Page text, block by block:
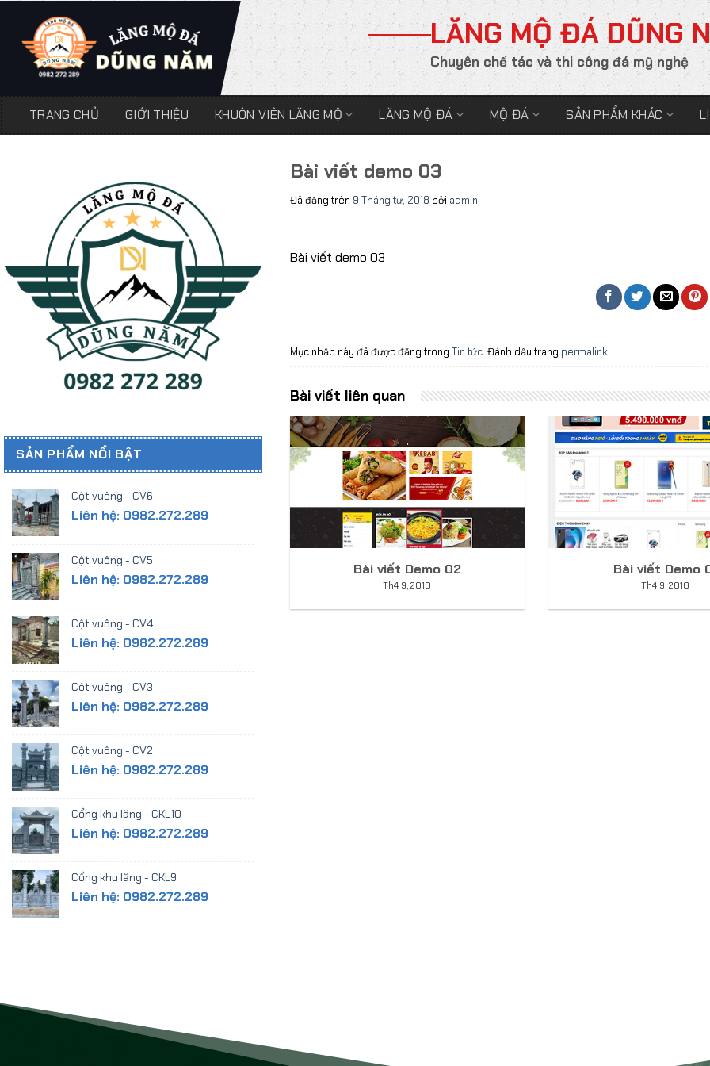
LĂNG MỘ ĐÁ DŨNG
Chuyên chế tác và thi công đá mỹ nghệ
TRANG CHỦ GIỚI THIỆU KHUÔN VIÊN LĂNG MỘ LĂNG MỘ ĐÁ MỘ ĐÁ SẢN PHẨM KHÁC
SẢN PHẨM NỔI BẬT
Cột vuông - CV6
Liên hệ: 0982.272.289
Cột vuông - CV5
Liên hệ: 0982.272.289
Cột vuông - CV4
Liên hệ: 0982.272.289
Cột vuông - CV3
Liên hệ: 0982.272.289
Cột vuông - CV2
Liên hệ: 0982.272.289
Cổng khu lăng - CKL10
Liên hệ: 0982.272.289
Cổng khu lăng - CKL9
Liên hệ: 0982.272.289
Bài viết demo 03
Đã đăng trên 9 Tháng tư, 2018 bởi admin
Bài viết demo 03
Mục nhập này đã được đăng trong Tin tức. Đánh dấu trang permalink.
Bài viết liên quan
Bài viết Demo 02
Th4 9, 2018
Bài viết Demo
Th4 9, 2018